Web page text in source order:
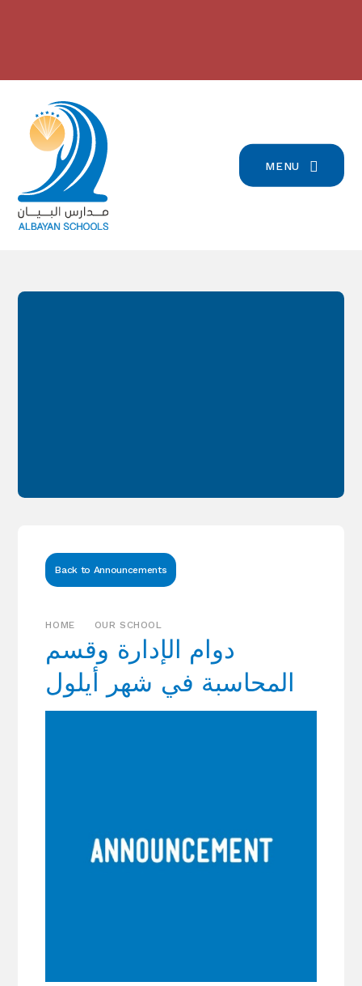
بيان تسجيل التلامذة القدامى والجدد
click here for more info
MENU
Back to Announcements
HOME OUR SCHOOL
دوام الإدارة وقسم
المحاسبة في شهر أيلول